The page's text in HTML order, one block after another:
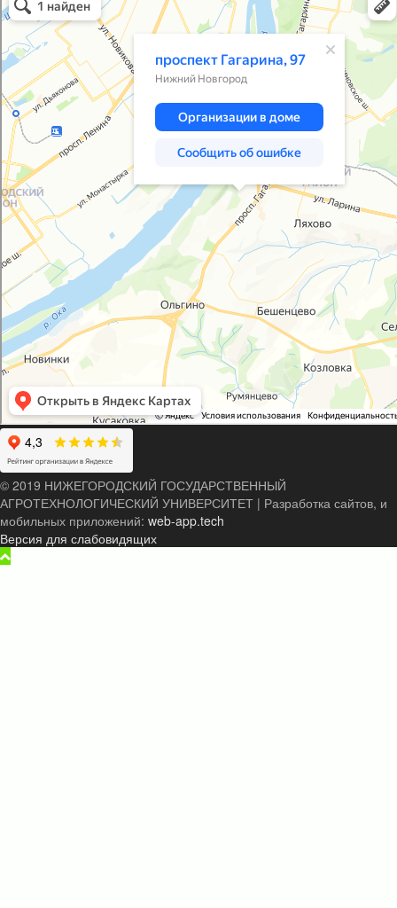
© 2019 НИЖЕГОРОДСКИЙ ГОСУДАРСТВЕННЫЙ
АГРОТЕХНОЛОГИЧЕСКИЙ УНИВЕРСИТЕТ | Разработка сайтов, и
мобильных приложений: web-app.tech
Версия для слабовидящих